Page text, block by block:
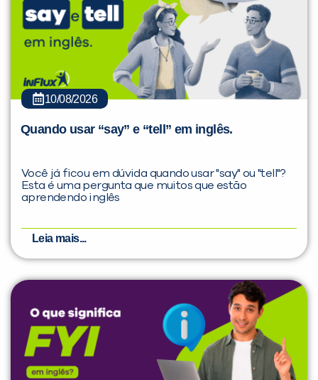
10/08/2026
Quando usar “say” e “tell” em inglês.
Você já ficou em dúvida quando usar "say" ou "tell"?
Esta é uma pergunta que muitos que estão
aprendendo inglês
Leia mais...